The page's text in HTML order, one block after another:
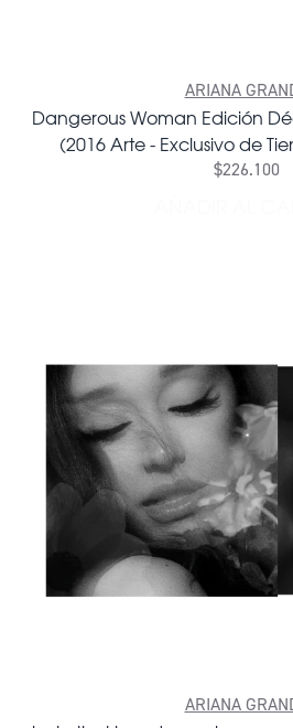
ARIANA
Dangerous Woman Edición
(2016 Arte - Exclusivo de
$226.100
ARIANA